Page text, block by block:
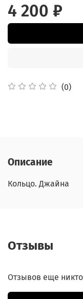
(0)
4 200 ₽
Описание
Кольцо. Джайна
Отзывы
Отзывов еще